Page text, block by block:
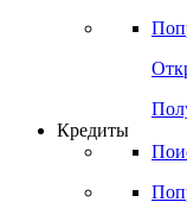
Кредиты